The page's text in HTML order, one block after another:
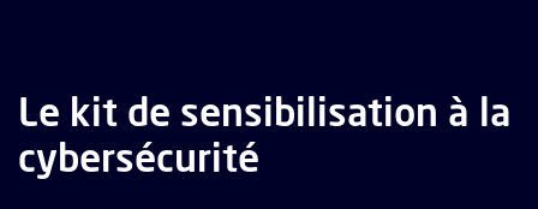
Le kit de sensibilisation à la
cybersécurité